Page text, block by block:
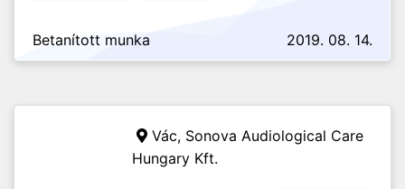
Betanított munka 2019. 08. 14.
Vác, Sonova Audiological Care
Hungary Kft.